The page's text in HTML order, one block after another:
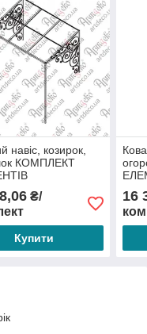
навіс, козирок,
КОМПЛЕКТ
₴/
Купити
16